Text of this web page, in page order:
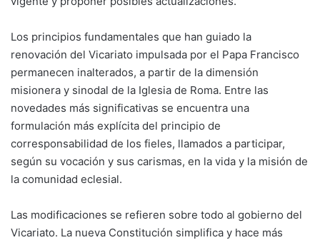
Los principios fundamentales que han guiado la
renovación del Vicariato impulsada por el Papa Francisco
permanecen inalterados, a partir de la dimensión
misionera y sinodal de la Iglesia de Roma. Entre las
novedades más significativas se encuentra una
formulación más explícita del principio de
corresponsabilidad de los fieles, llamados a participar,
según su vocación y sus carismas, en la vida y la misión de
la comunidad eclesial.
Las modificaciones se refieren sobre todo al gobierno del
Vicariato. La nueva Constitución simplifica y hace más